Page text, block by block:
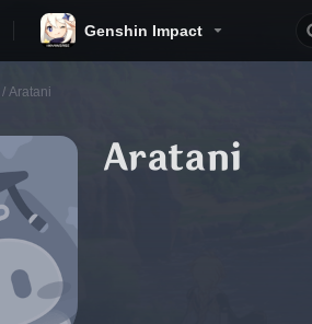
Genshin Impact
/ Aratani
Aratani